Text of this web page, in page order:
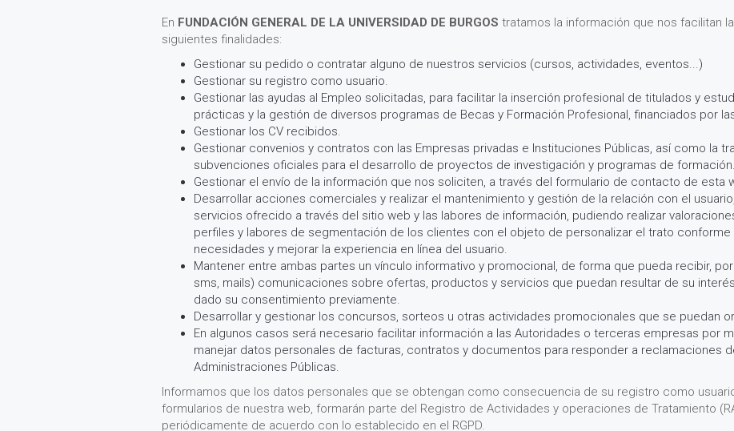
En FUNDACIÓN GENERAL DE LA UNIVERSIDAD DE BURGOS tratamos la información que nos facilitan
siguientes finalidades:
Gestionar su pedido o contratar alguno de nuestros servicios (cursos, actividades, eventos...)
Gestionar su registro como usuario.
Gestionar las ayudas al Empleo solicitadas, para facilitar la inserción profesional de titulados y
prácticas y la gestión de diversos programas de Becas y Formación Profesional, financiados por
Gestionar los CV recibidos.
Gestionar convenios y contratos con las Empresas privadas e Instituciones Públicas, así como la
subvenciones oficiales para el desarrollo de proyectos de investigación y programas de formación.
Gestionar el envío de la información que nos soliciten, a través del formulario de contacto de esta
Desarrollar acciones comerciales y realizar el mantenimiento y gestión de la relación con el
servicios ofrecido a través del sitio web y las labores de información, pudiendo realizar
perfiles y labores de segmentación de los clientes con el objeto de personalizar el trato
necesidades y mejorar la experiencia en línea del usuario.
Mantener entre ambas partes un vínculo informativo y promocional, de forma que pueda recibir,
sms, mails) comunicaciones sobre ofertas, productos y servicios que puedan resultar de su
dado su consentimiento previamente.
Desarrollar y gestionar los concursos, sorteos u otras actividades promocionales que se puedan
En algunos casos será necesario facilitar información a las Autoridades o terceras empresas por
manejar datos personales de facturas, contratos y documentos para responder a reclamaciones
Administraciones Públicas.
Informamos que los datos personales que se obtengan como consecuencia de su registro como
formularios de nuestra web, formarán parte del Registro de Actividades y operaciones de Tratamiento
periódicamente de acuerdo con lo establecido en el RGPD.